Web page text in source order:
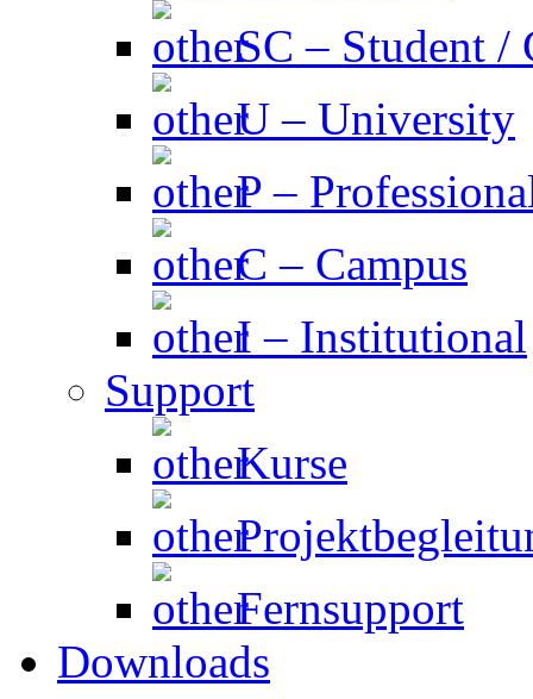
SC – Student /
U – University
P –
C – Campus
I – Institutional
Support
Kurse
Fernsupport
Downloads